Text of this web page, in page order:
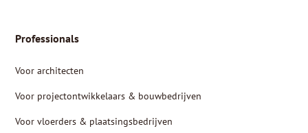
Professionals
Voor architecten
Voor projectontwikkelaars & bouwbedrijven
Voor vloerders & plaatsingsbedrijven